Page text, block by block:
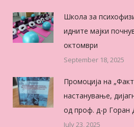
Школа за
идните мајки
октомври
September 18, 2025
Промоција на
настанување,
од проф. д-р Горан
July 23, 2025